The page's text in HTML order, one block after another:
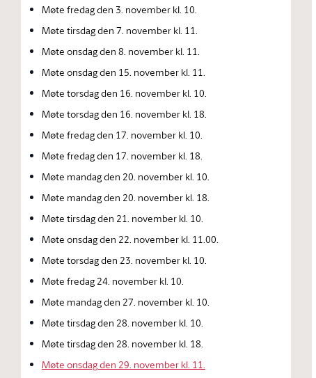
Møte fredag den 3. november kl. 10.
Møte tirsdag den 7. november kl. 11.
Møte onsdag den 8. november kl. 11.
Møte onsdag den 15. november kl. 11.
Møte torsdag den 16. november kl. 10.
Møte torsdag den 16. november kl. 18.
Møte fredag den 17. november kl. 10.
Møte fredag den 17. november kl. 18.
Møte mandag den 20. november kl. 10.
Møte mandag den 20. november kl. 18.
Møte tirsdag den 21. november kl. 10.
Møte onsdag den 22. november kl. 11.00.
Møte torsdag den 23. november kl. 10.
Møte fredag 24. november kl. 10.
Møte mandag den 27. november kl. 10.
Møte tirsdag den 28. november kl. 10.
Møte tirsdag den 28. november kl. 18.
Møte onsdag den 29. november kl. 11.